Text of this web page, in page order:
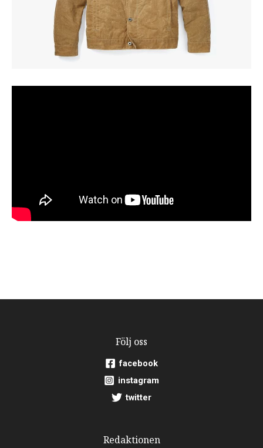
Följ oss
facebook
instagram
twitter
Redaktionen